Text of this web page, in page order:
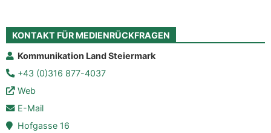
KONTAKT FÜR MEDIENRÜCKFRAGEN
Kommunikation Land Steiermark
+43 (0)316 877-4037
Web
E-Mail
Hofgasse 16